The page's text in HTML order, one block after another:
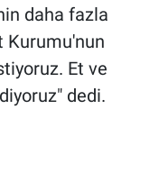
daha fazla
Kurumu'nun
Et ve
dedi.